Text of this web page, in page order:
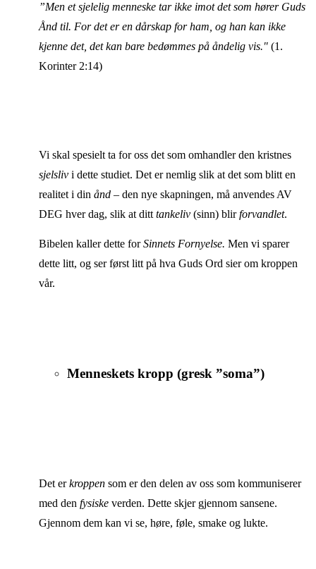
”Men et sjelelig menneske tar ikke imot det som hører Guds
Ånd til. For det er en dårskap for ham, og han kan ikke
kjenne det, det kan bare bedømmes på åndelig vis." (1.
Korinter 2:14)
Vi skal spesielt ta for oss det som omhandler den kristnes
sjelsliv i dette studiet. Det er nemlig slik at det som blitt en
realitet i din ånd – den nye skapningen, må anvendes AV
DEG hver dag, slik at ditt tankeliv (sinn) blirforvandlet.
Bibelen kaller dette forSinnets Fornyelse. Men vi sparer
dette litt, og ser først litt på hva Guds Ord sier om kroppen
vår.
Menneskets kropp (gresk ”soma”)
Det erkroppen som er den delen av oss som kommuniserer
med den fysiske verden. Dette skjer gjennom sansene.
Gjennom dem kan vi se, høre, føle, smake og lukte.